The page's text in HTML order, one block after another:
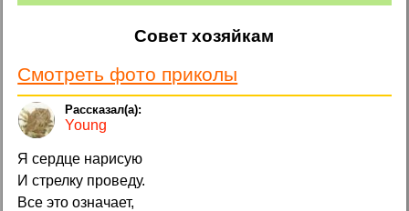
Совет хозяйкам
Смотреть фото приколы
Young
Я сердце нарисую
И стрелку проведу.
Все это означает,